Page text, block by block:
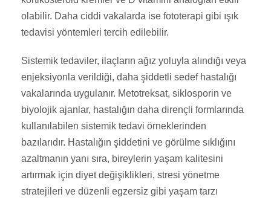
olabilir. Daha ciddi vakalarda ise fototerapi gibi ışık
tedavisi yöntemleri tercih edilebilir.
Sistemik tedaviler, ilaçların ağız yoluyla alındığı veya
enjeksiyonla verildiği, daha şiddetli sedef hastalığı
vakalarında uygulanır. Metotreksat, siklosporin ve
biyolojik ajanlar, hastalığın daha dirençli formlarında
kullanılabilen sistemik tedavi örneklerinden
bazılarıdır. Hastalığın şiddetini ve görülme sıklığını
azaltmanın yanı sıra, bireylerin yaşam kalitesini
artırmak için diyet değişiklikleri, stresi yönetme
stratejileri ve düzenli egzersiz gibi yaşam tarzı